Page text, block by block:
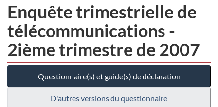
Enquête trimestrielle de
télécommunications -
2ième trimestre de 2007
Questionnaire(s) et guide(s) de déclaration
D'autres versions du questionnaire